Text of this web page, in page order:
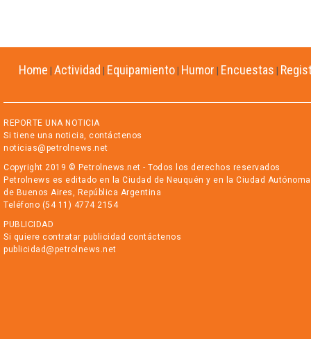
Home Actividad Equipamiento Humor Encuestas
REPORTE UNA NOTICIA
Si tiene una noticia, contáctenos
noticias@petrolnews.net
Copyright 2019 © Petrolnews.net - Todos los derechos reservados
Petrolnews es editado en la Ciudad de Neuquén y en la Ciudad Autónoma
de Buenos Aires, República Argentina
Teléfono (54 11) 4774 2154
PUBLICIDAD
Si quiere contratar publicidad contáctenos
publicidad@petrolnews.net